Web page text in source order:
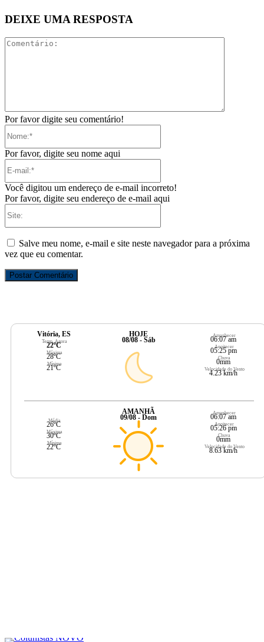
DEIXE UMA RESPOSTA
Por favor digite seu comentário!
Por favor, digite seu nome aqui
Você digitou um endereço de e-mail incorreto!
Por favor, digite seu endereço de e-mail aqui
Salve meu nome, e-mail e site neste navegador para a próxima
vez que eu comentar.
Vitória, ES
Temp. Agora
22ºC
Máxima
28ºC
Mínima
21ºC
HOJE
08/08 - Sáb
Amanhecer
06:07 am
Anoitecer
05:25 pm
Chuva
0mm
Velocidade do Vento
4.23 km/h
Média
26ºC
Máxima
30ºC
Mínima
22ºC
AMANHÃ
09/08 - Dom
Amanhecer
06:07 am
Anoitecer
05:26 pm
Chuva
0mm
Velocidade do Vento
8.63 km/h